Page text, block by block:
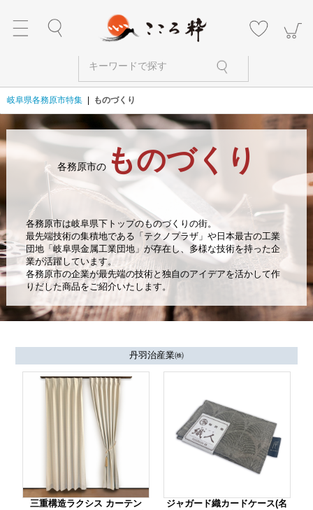
岐阜県各務原市特集 ものづくり
各務原市のものづくり
各務原市は岐阜県下トップのものづくりの街。
最先端技術の集積地である「テクノプラザ」や日本最古の工業
団地「岐阜県金属工業団地」が存在し、多様な技術を持った企
業が活躍しています。
各務原市の企業が最先端の技術と独自のアイデアを活かして作
りだした商品をご紹介いたします。
丹羽治産業㈱
三重構造ラクシス カーテン
ジャガード織カードケース(名